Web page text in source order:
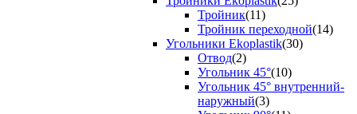
Тройник(11)
Тройник переходной(14)
Угольники Ekoplastik(30)
Отвод(2)
Угольник 45°(10)
Угольник 45° внутренний-
наружный(3)